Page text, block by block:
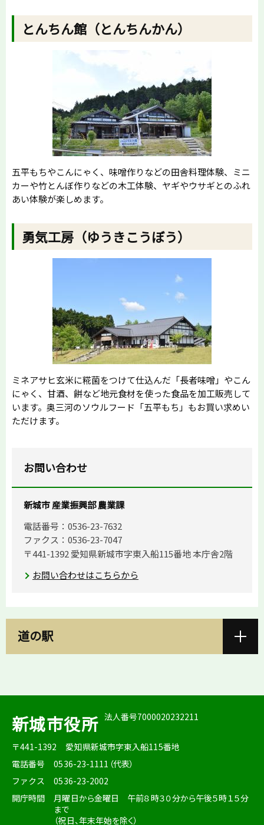
とんちん館（とんちんかん）
五平もちやこんにゃく、味噌作りなどの田舎料理体験、ミニ
カーや竹とんぼ作りなどの木工体験、ヤギやウサギとのふれ
あい体験が楽しめます。
勇気工房（ゆうきこうぼう）
ミネアサヒ玄米に糀菌をつけて仕込んだ「長者味噌」やこん
にゃく、甘酒、餅など地元食材を使った食品を加工販売して
います。奥三河のソウルフード「五平もち」もお買い求めい
ただけます。
お問い合わせ
新城市 産業振興部 農業課
電話番号：0536-23-7632
ファクス：0536-23-7047
〒441-1392 愛知県新城市字東入船115番地 本庁舎2階
お問い合わせはこちらから
道の駅
新城市役所 法人番号7000020232211
〒441-1392
愛知県新城市字東入船115番地
電話番号
0536-23-1111（代表）
ファクス
0536-23-2002
開庁時間
月曜日から金曜日 午前８時３０分から午後５時１５分
まで
（祝日、年末年始を除く）